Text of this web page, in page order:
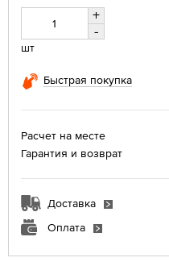
+
-
шт
Быстрая покупка
Расчет на месте
Гарантия и возврат
Доставка
Оплата